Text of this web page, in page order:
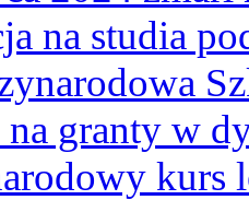
na studia
granty w
kurs